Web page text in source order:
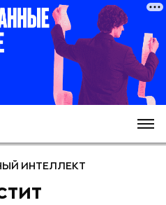
ИНТЕЛЛЕКТ